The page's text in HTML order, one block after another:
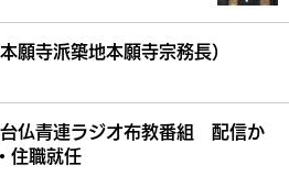
願寺派築地本願寺宗務長）
仏青連ラジオ布教番組 配信か
住職就任